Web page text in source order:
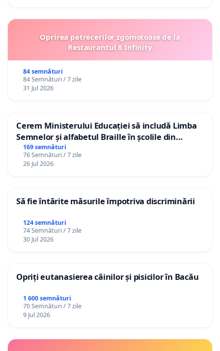
Oprirea petrecerilor zgomotoase de la
Restaurantul 8 Infinity
84 semnături
84 Semnături / 7 zile
31 Jul 2026
Cerem Ministerului Educației să includă Limba
Semnelor și alfabetul Braille în școlile din
Republica Moldova!
169 semnături
76 Semnături / 7 zile
26 Jul 2026
Să fie întărite măsurile împotriva discriminării
124 semnături
74 Semnături / 7 zile
30 Jul 2026
Opriți eutanasierea câinilor și pisicilor în Bacău
1 600 semnături
70 Semnături / 7 zile
9 Jul 2026